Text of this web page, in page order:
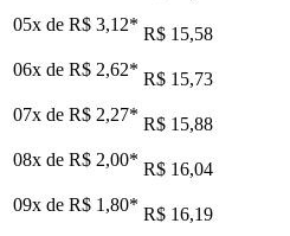
05x de R$ 3,12* R$ 15,58
06x de R$ 2,62* R$ 15,73
07x de R$ 2,27* R$ 15,88
08x de R$ 2,00* R$ 16,04
09x de R$ 1,80* R$ 16,19